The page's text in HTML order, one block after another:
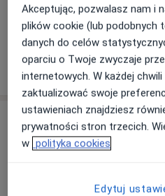
Zobacz galerię (3)
Pokaż
Aktualności
mgr Justyna Płachta
Przyjmuję dzieci od 3
Akceptując, pozwalasz nam i
plików cookie (lub podobnych
danych do celów
oparciu o Twoje zwyczaje
internetowych. W każdej
zaktualizować swoje
ustawieniach znajdziesz
prywatności stron trzecich.
w polityka cookies
Edytuj